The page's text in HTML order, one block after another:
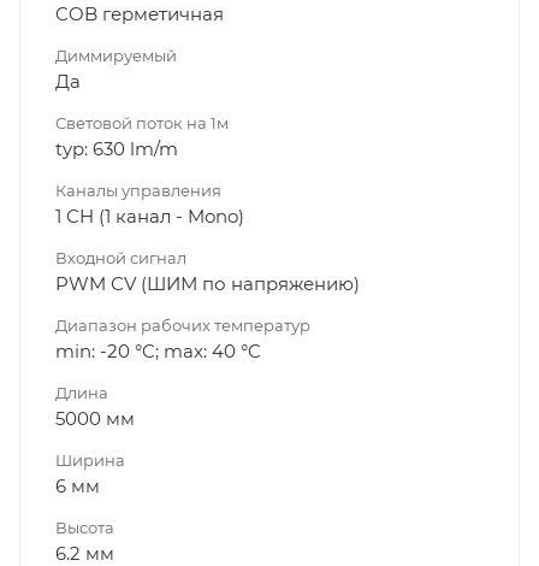
COB герметичная
Диммируeмый
Да
Световой поток на 1м
typ: 630 lm/m
Каналы управления
1 CH (1 канал - Mono)
Входной сигнал
PWM СV (ШИМ по напряжению)
Диапазон рабочих температур
min: -20 °C; max: 40 °C
Длина
5000 мм
Ширина
6 мм
Высота
6.2 мм